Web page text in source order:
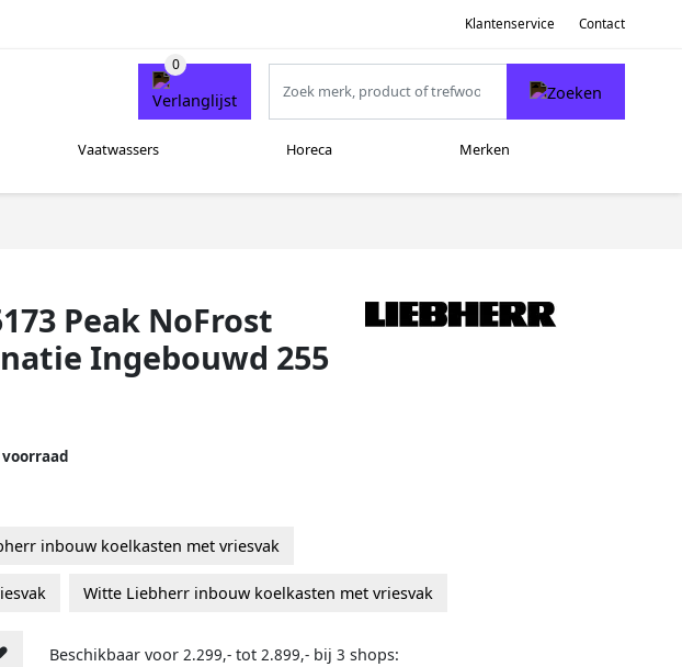
Klantenservice Contact
Vaatwassers Horeca Merken
Peak NoFrost
Ingebouwd 255
inbouw koelkasten met vriesvak
Witte Liebherr inbouw koelkasten met vriesvak
Beschikbaar voor 2.299,- tot 2.899,- bij 3 shops: